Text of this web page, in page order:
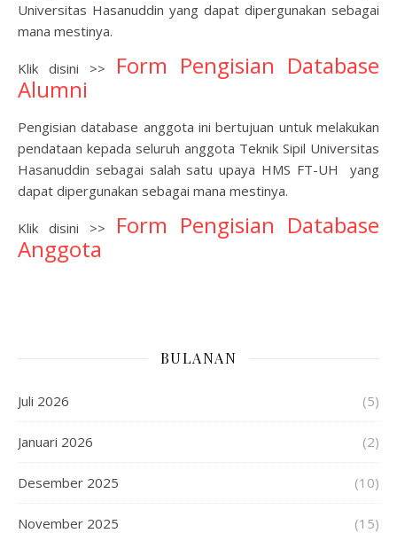
Universitas Hasanuddin yang dapat dipergunakan sebagai
mana mestinya.
Klik disini >> Form Pengisian Database
Alumni
Pengisian database anggota ini bertujuan untuk melakukan
pendataan kepada seluruh anggota Teknik Sipil Universitas
Hasanuddin sebagai salah satu upaya HMS FT-UH yang
dapat dipergunakan sebagai mana mestinya.
Klik disini >> Form Pengisian Database
Anggota
BULANAN
Juli 2026 (5)
Januari 2026 (2)
Desember 2025 (10)
November 2025 (15)